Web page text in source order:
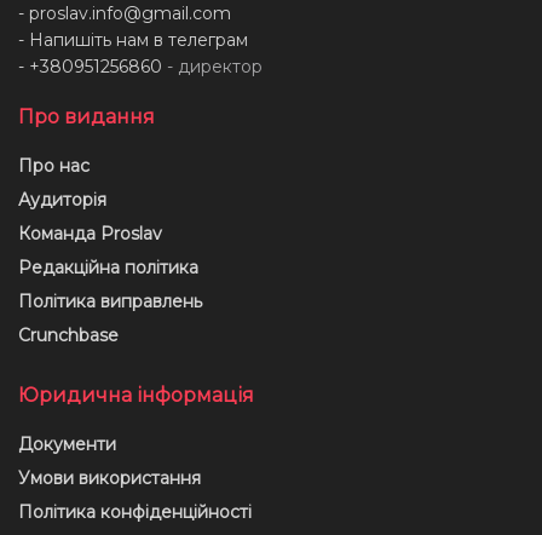
- proslav.info@gmail.com
- Напишіть нам в телеграм
- +380951256860 - директор
Про видання
Про нас
Аудиторія
Команда Proslav
Редакційна політика
Політика виправлень
Crunchbase
Юридична інформація
Документи
Умови використання
Політика конфіденційності